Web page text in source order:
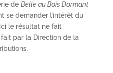
de Belle au Bois Dormant
se demander l’intérêt du
le résultat ne fait
fait par la Direction de la